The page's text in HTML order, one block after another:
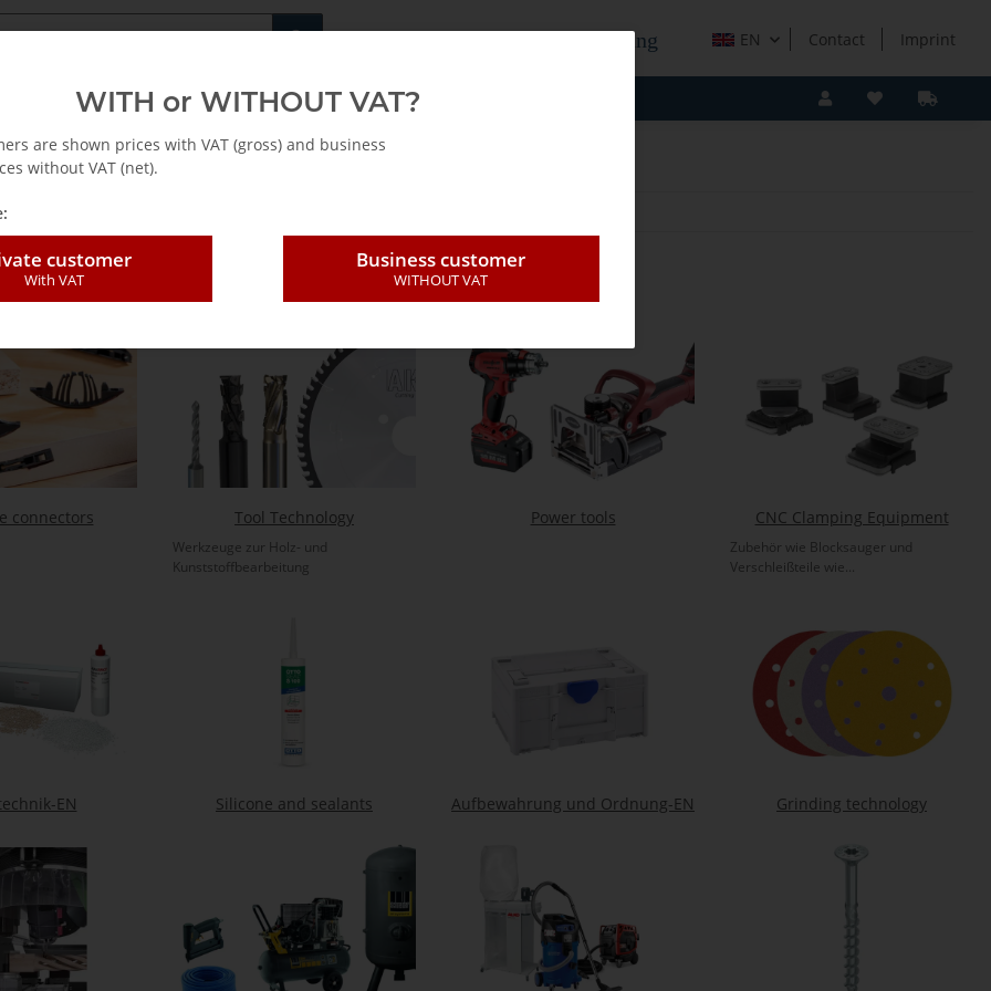
Fachshop für die Holzverarbeitung EN Contact Imprint
Leasing / Mietkauf
range
connectors Tool Technology
Werkzeuge zur Holz- und
Kunststoffbearbeitung
Power tools CNC Clamping Equipment
Zubehör wie Blocksauger und
Verschleißteile wie...
EN Silicone and sealants Aufbewahrung und Ordnung-EN Grinding technology
WITH or WITHOUT VAT?
are shown prices with VAT (gross) and business
without VAT (net).
customer
With VAT
Business customer
WITHOUT VAT